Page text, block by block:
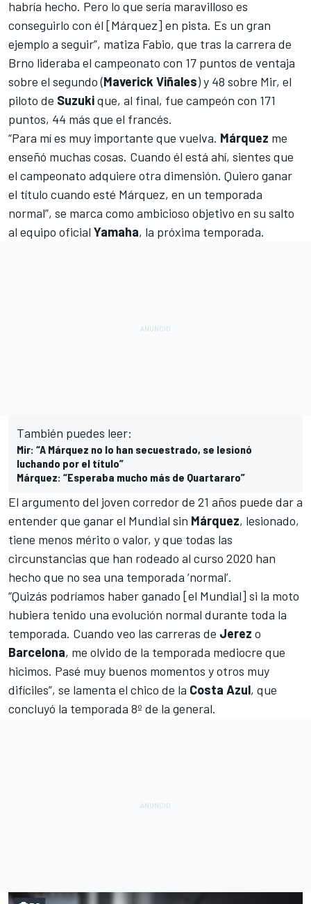
habría hecho. Pero lo que sería maravilloso es
conseguirlo con él [Márquez] en pista. Es un gran
ejemplo a seguir”, matiza Fabio, que tras la carrera de
Brno lideraba el campeonato con 17 puntos de ventaja
sobre el segundo (Maverick Viñales) y 48 sobre Mir, el
piloto de Suzukique, al final, fue campeón con 171
puntos, 44 más que el francés.
“Para mí es muy importante que vuelva. Márquez me
enseñó muchas cosas. Cuando él está ahí, sientes que
el campeonato adquiere otra dimensión. Quiero ganar
el título cuando esté Márquez, en un temporada
normal”, se marca como ambicioso objetivo en su salto
al equipo oficial Yamaha, la próxima temporada.
También puedes leer:
Mir: “A Márquez no lo han secuestrado, se lesionó
luchando por el título”
Márquez: “Esperaba mucho más de Quartararo”
El argumento del joven corredor de 21 años puede dar a
entender que ganarel Mundial sin Márquez, lesionado,
tiene menos mérito o valor, y que todas las
circunstancias que han rodeado al curso 2020 han
hecho que no sea una temporada ‘normal’.
“Quizás podríamos haber ganado [el Mundial] si la moto
hubiera tenido una evolución normal durante toda la
temporada. Cuando veo las carreras de Jerez o
Barcelona, me olvido de la temporada mediocre que
hicimos. Pasé muy buenos momentos y otros muy
difíciles”, se lamenta el chico de la Costa Azul, que
concluyó la temporada 8º de la general.